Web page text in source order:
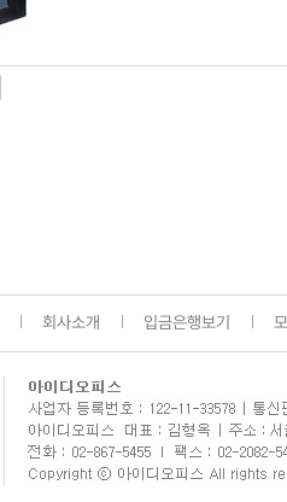
회사소개 입금은행보기